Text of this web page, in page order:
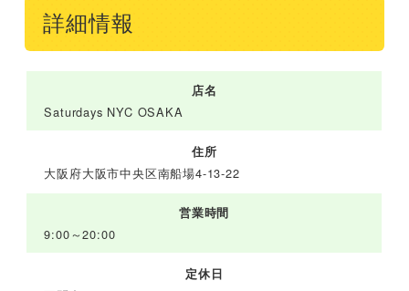
詳細情報
店名
Saturdays NYC OSAKA
住所
大阪府大阪市中央区南船場4-13-22
営業時間
9:00～20:00
定休日